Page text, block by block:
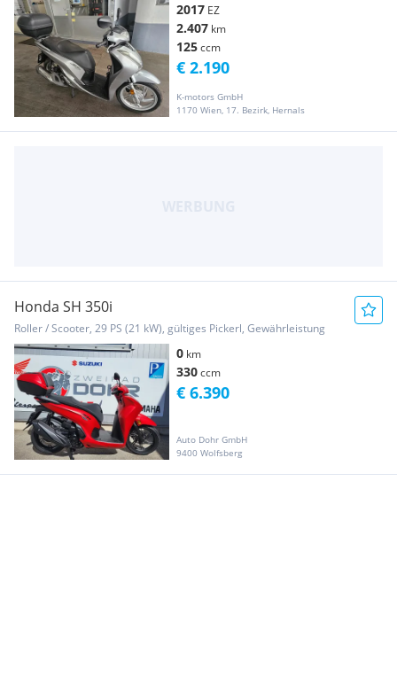
2017 EZ
2.407 km
125ccm
K-motors GmbH
1170 Wien, 17. Bezirk, Hernals
€ 2.190
Honda SH 350i
Roller / Scooter, 29 PS (21 kW), gültiges Pickerl, Gewährleistung
0 km
330ccm
Auto Dohr GmbH
9400 Wolfsberg
€ 6.390